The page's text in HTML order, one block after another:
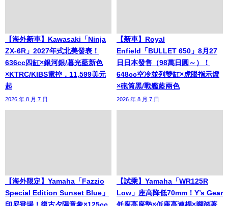
【海外新車】Kawasaki「Ninja
ZX-6R」2027年式北美發表！
636cc四缸×銀河銀/暮光藍新色
×KTRC/KIBS電控，11,599美元
起
2026 年 8 月 7 日
【新車】Royal
Enfield「BULLET 650」8月27
日日本發售（98萬日圓～）！
648cc空冷並列雙缸×虎眼指示燈
×砲筒黑/戰艦藍兩色
2026 年 8 月 7 日
【海外限定】Yamaha「Fazzio
Special Edition Sunset Blue」
【試乘】Yamaha「WR125R
Low」座高降低70mm！Y’s Gear